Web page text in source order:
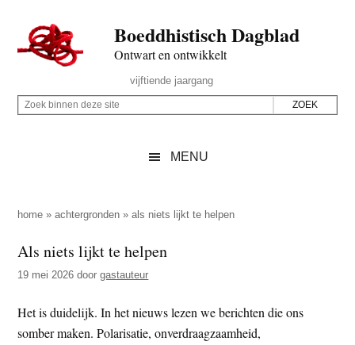
naar
de
inhoud
secondary
naar
de
sidebar
naar
de
Boeddhistisch Dagblad
Ontwart en ontwikkelt
Rechts
vijftiende jaargang
Z
p
e
z
e
s
Z
i
n
e
d
e
MENU
home »achtergronden »als niets lijkt te helpen
Als niets lijkt te helpen
19 mei 2026 doorgastauteur
Het is duidelijk. In het nieuws lezen we berichten die ons
somber maken. Polarisatie, onverdraagzaamheid,